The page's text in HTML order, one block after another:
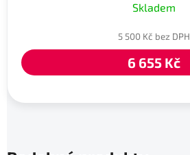
Skladem
5 500 Kč bez DPH
6 655 Kč